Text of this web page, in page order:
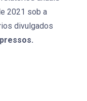
2021 sob a
divulgados